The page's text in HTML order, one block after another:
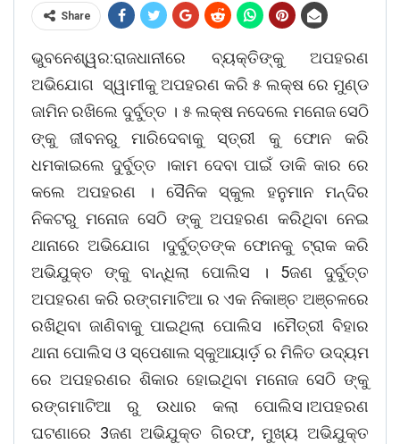
Share
ଭୁବନେଶ୍ୱର:ରାଜଧାନୀରେ ବ୍ୟକ୍ତିଙ୍କୁ ଅପହରଣ
ଅଭିଯୋଗ ସ୍ୱାମୀକୁ ଅପହରଣ କରି ୫ ଲକ୍ଷ ରେ ମୁଣ୍ଡ
ଜାମିନ ରଖିଲେ ଦୁର୍ବୁତ୍ତ । ୫ ଲକ୍ଷ ନଦେଲେ ମନୋଜ ସେଠି
ଙ୍କୁ ଜୀବନରୁ ମାରିଦେବାକୁ ସ୍ତ୍ରୀ କୁ ଫୋନ କରି
ଧମକାଇଲେ ଦୁର୍ବୁତ୍ତ ।କାମ ଦେବା ପାଇଁ ଡାକି କାର ରେ
କଲେ ଅପହରଣ । ସୈନିକ ସ୍କୁଲ ହନୁମାନ ମନ୍ଦିର
ନିକଟରୁ ମନୋଜ ସେଠି ଙ୍କୁ ଅପହରଣ କରିଥିବା ନେଇ
ଥାନାରେ ଅଭିଯୋଗ ।ଦୁର୍ବୁତ୍ତଙ୍କ ଫୋନକୁ ଟ୍ରାକ କରି
ଅଭିଯୁକ୍ତ ଙ୍କୁ ବାନ୍ଧିଲା ପୋଲିସ । 5ଜଣ ଦୁର୍ବୁତ୍ତ
ଅପହରଣ କରି ରଙ୍ଗମାଟିଆ ର ଏକ ନିକାଞ୍ଚ ଅଞ୍ଚଳରେ
ରଖିଥିବା ଜାଣିବାକୁ ପାଇଥିଲା ପୋଲିସ ।ମୈତ୍ରୀ ବିହାର
ଥାନା ପୋଲିସ ଓ ସ୍ପେଶାଲ ସ୍କୁଆୟାର୍ଡ଼ ର ମିଳିତ ଉଦ୍ୟମ
ରେ ଅପହରଣର ଶିକାର ହୋଇଥିବା ମନୋଜ ସେଠି ଙ୍କୁ
ରଙ୍ଗମାଟିଆ ରୁ ଉଧାର କଲା ପୋଲିସ।ଅପହରଣ
ଘଟଣାରେ 3ଜଣ ଅଭିଯୁକ୍ତ ଗିରଫ, ମୁଖ୍ୟ ଅଭିଯୁକ୍ତ